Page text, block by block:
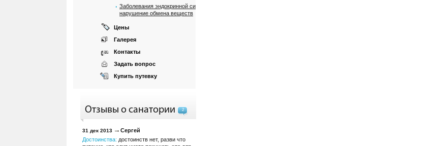
Заболевания эндокринной системы и
нарушение обмена веществ
Цены
Галерея
Контакты
Задать вопрос
Купить путевку
Отзывы о санатории 2
31 дек 2013
Сергей
Достоинства: достоинств нет, разви что